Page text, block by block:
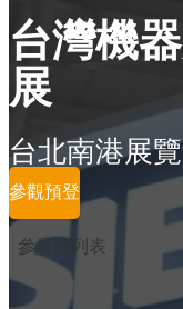
台灣機
展
台北南港展
參觀預登
參展商列表